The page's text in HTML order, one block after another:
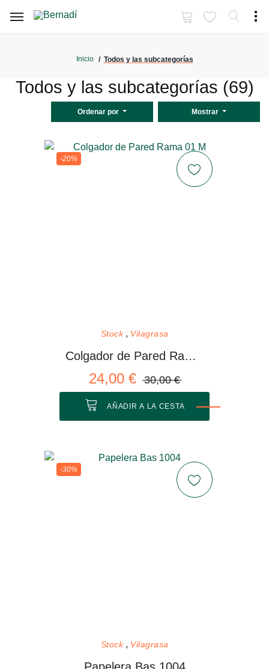
Inicio Todos y las subcategorías
Todos y las subcategorías (69)
Ordenar por Mostrar
-20%
Stock Vilagrasa
Colgador de Pared Rama 01 M
24,00 € 30,00 €
AÑADIR A LA CESTA
-30%
Stock Vilagrasa